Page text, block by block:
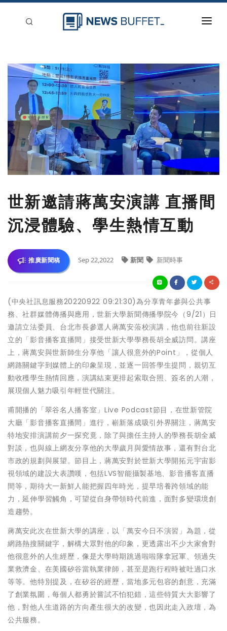
新聞稿分類
登入
刊登
世新邀請蔣萬安演講 直播間
沉浸體驗、學生熱情互動
推廣新聞稿 Sep 22,2022 新聞 新聞時事
(中央社訊息服務20220922 09:21:30)為分享青年參與公共事
務、社群媒體傳播與應用，世新大學新聞傳播學院今（9/21）日
邀請立法委員、台北市長參選人蔣萬安蒞校演講，他也前往新設
立的「影音播客直播間」接受世新大學學務長胡全威訪問。講座
上，蔣萬安與世新師生分享他「讓人很意外的Point」，從個人
網路關鍵字到媒體上的印象呈現，並逐一回答學生提問，親切互
動收穫學生熱情回應，演講結束更排起索取合照、簽名的人潮，
展現個人魅力吸引年輕世代關注。
甫開播的「翠谷名人播客室」Live Podcast節目，在世新管院
大廳「影音播客直播間」進行，嶄新落成吸引外界關注，蔣萬安
特地安排演講前夕一探究竟，除了與擔任主持人的學務長胡全威
對談，也與線上網友分享他的大學歲月與愛情故事，還有對台北
市政的規劃與展望。節目上，蔣萬安對於世新大學開拓元宇宙影
視領域的建設大表讚嘆，包括LVS智能攝製基地、影音播客直播
間等，期待大一新鮮人能把握四年時光，提早培養跨領域的能
力，延伸學習觸角，可望從自身帶領時代前進，面對多變環境創
造趨勢。
蔣萬安此次在世新大學的講座，以「萬安今日不演習」為題，從
網路熱搜關鍵字，解構大眾對他的印象，更透露出不少大家會對
他很意外的人生經歷，像是大學時期跳過啦啦隊拿冠軍、領過失
業救濟金、在美國矽谷當執業律師，甚至是跑行程時被吐過口水
等等。他特別提及，在矽谷的經歷，當地多元包容的創意，充滿
了創業氛圍，每個人都勇於嘗試不怕犯錯，這些特質大大影響了
他，對他人生道路的方向產生很大的改變，也因此走入政壇，為
公共服務。